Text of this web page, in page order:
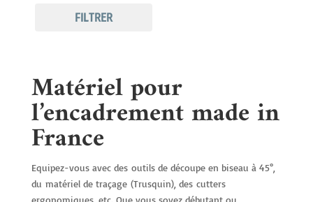
FILTRER
Matériel pour
l’encadrement made in
France
Equipez-vous avec des outils de découpe en biseau à 45°,
du matériel de traçage(Trusquin), des cutters